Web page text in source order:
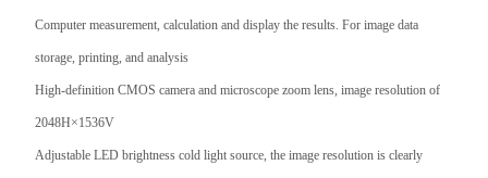
Computer measurement, calculation and display the results. For image data
storage, printing, and analysis
High-definitionCMOS camera and microscope zoom lens, image resolution of
2048H×1536V
Adjustable LED brightness cold light source, the image resolution is clearly